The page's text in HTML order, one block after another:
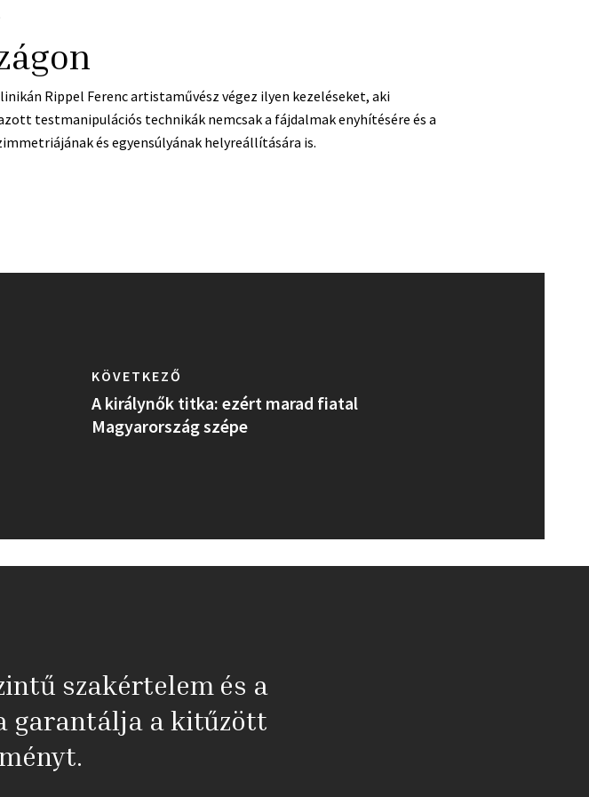
Rippel Ferenc artistaművész végez ilyen kezeléseket, aki
testmanipulációs technikák nemcsak a fájdalmak enyhítésére és a
és egyensúlyának helyreállítására is.
KÖVETKEZŐ
A királynők titka: ezért marad fiatal
Magyarország szépe
szakértelem és a
garantálja a kitűzött